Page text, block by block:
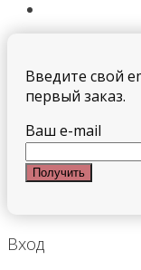
Введите свой
первый заказ.
Ваш e-mail
Вход